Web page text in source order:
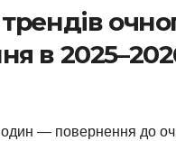
в
— повернення до